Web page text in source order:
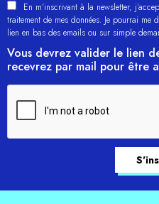
En m'inscrivant à la newsletter,
traitement de mes données. Je pourrai
lien en bas des emails ou sur simple
Vous devrez valider le lien
recevrez par mail pour être